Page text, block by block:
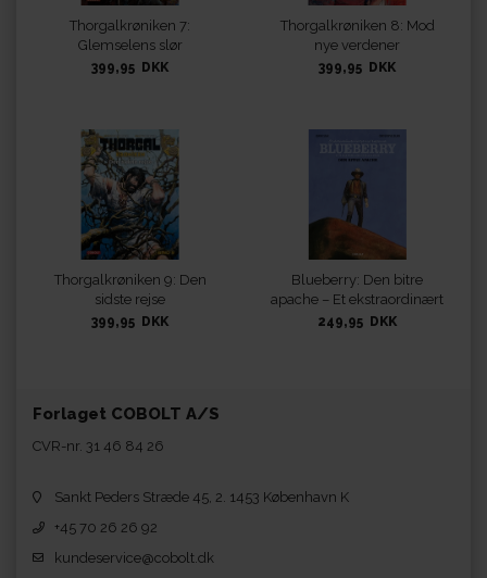
Thorgalkrøniken 7:
Glemselens slør
399,95 DKK
Thorgalkrøniken 8: Mod
nye verdener
399,95 DKK
Thorgalkrøniken 9: Den
sidste rejse
399,95 DKK
Blueberry: Den bitre
apache – Et ekstraordinært
eventyr
249,95 DKK
Forlaget COBOLT A/S
CVR-nr. 31 46 84 26
Sankt Peders Stræde 45, 2. 1453 København K
+45 70 26 26 92
kundeservice@cobolt.dk